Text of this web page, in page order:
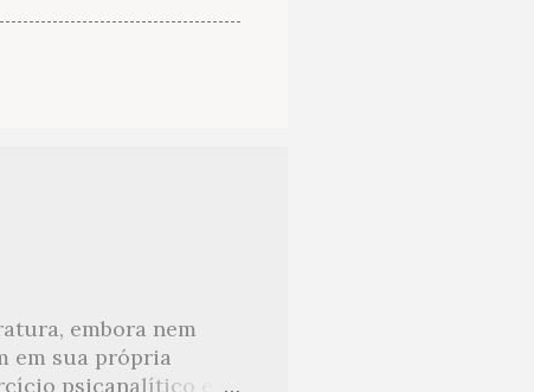
embora nem
em sua própria
psicanalítico e